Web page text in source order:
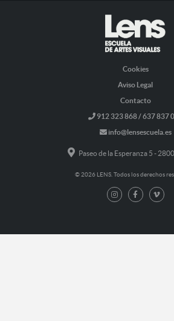
Cookies
Aviso Legal
Contacto
912 323 868 / 637 837
info@lensescuela.es
Paseo de la Esperanza 5 -
© 2026 LENS. Todos los derechos